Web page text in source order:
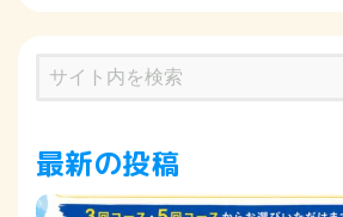
最新の投稿